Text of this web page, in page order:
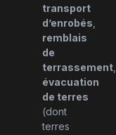
transport
d’enrobés
remblais
de
terrassement
évacuation
de terres
(dont
terres